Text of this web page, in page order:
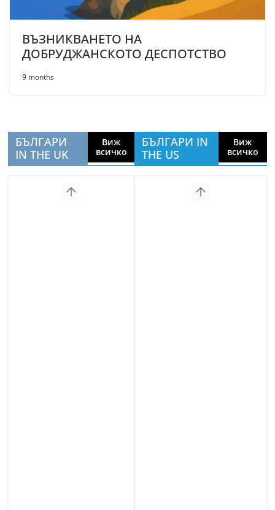
ВЪЗНИКВАНЕTO НА
ДОБРУДЖАНСКОТО ДЕСПОТСТВО
9 months
БЪЛГАРИ
IN THE UK
Виж
всичко
БЪЛГАРИ IN
THE US
Виж
всичко